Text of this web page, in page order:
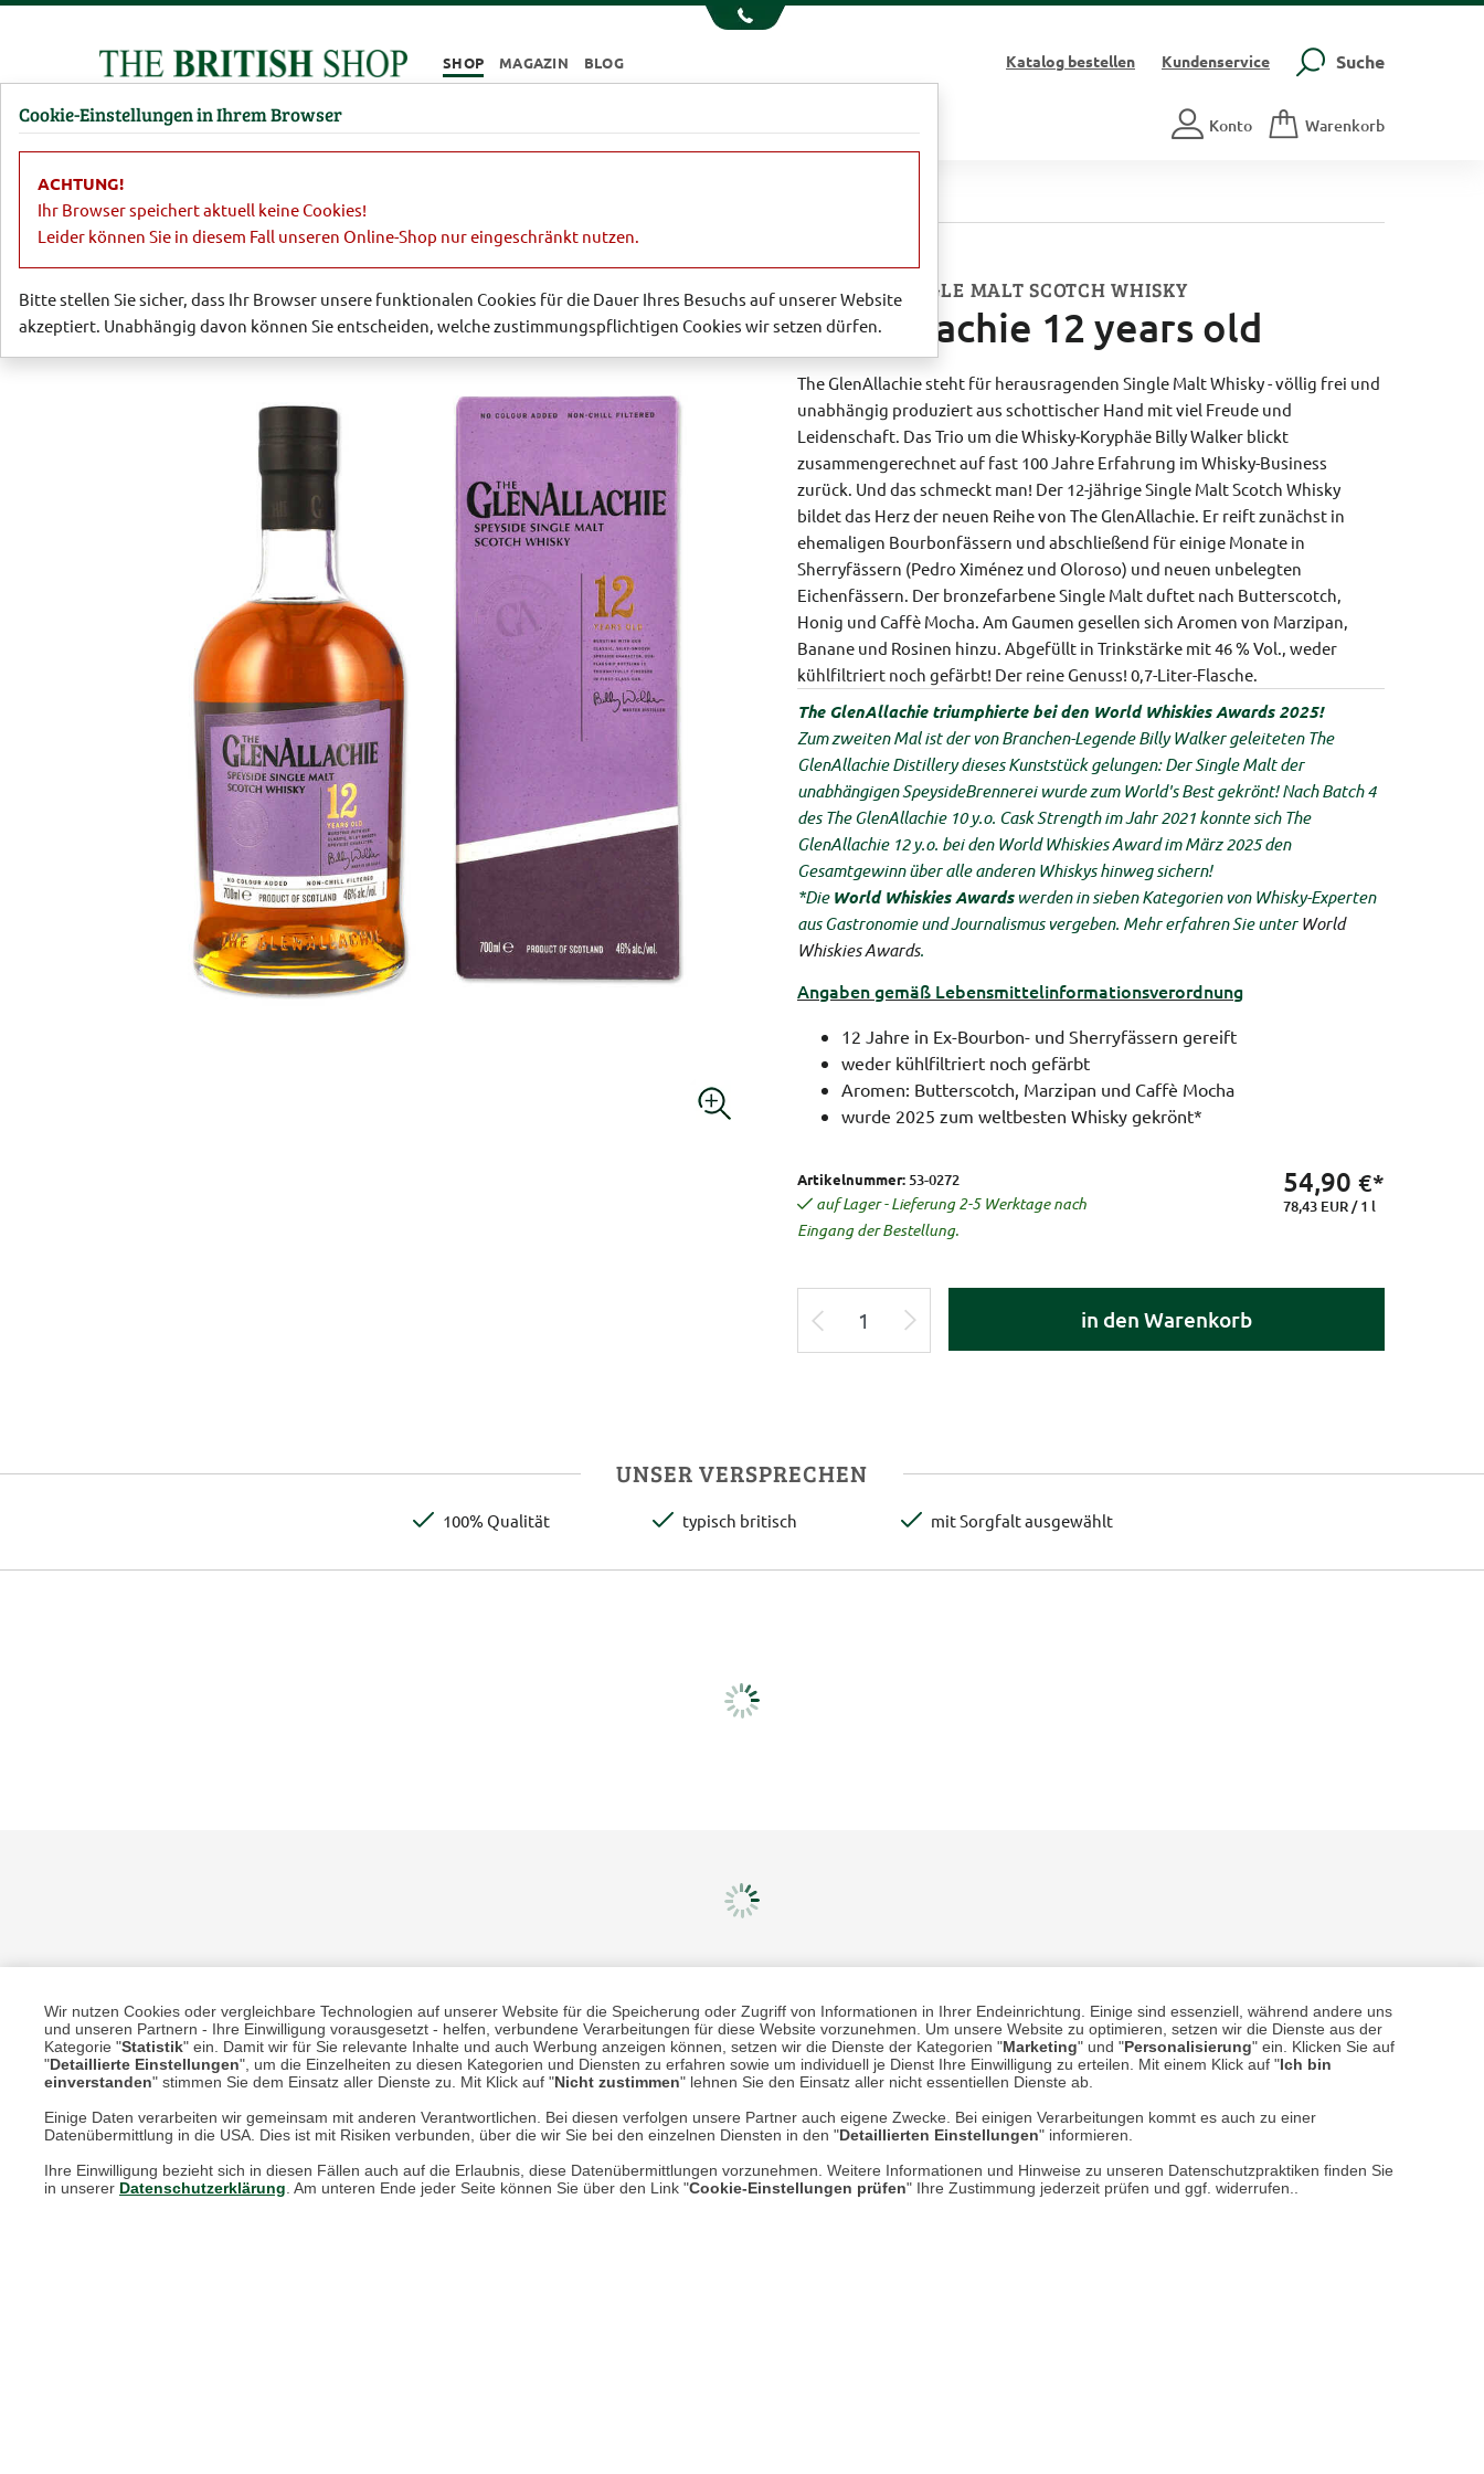
Wir nutzen Cookies oder vergleichbare Technologien auf unserer Website für die Speicherung oder Zugriff von Informationen in Ihrer Endeinrichtung. Einige sind essenziell, während andere uns
und unseren Partnern - Ihre Einwilligung vorausgesetzt - helfen, verbundene Verarbeitungen für diese Website vorzunehmen. Um unsere Website zu optimieren, setzen wir die Dienste aus der
Kategorie "Statistik" ein. Damit wir für Sie relevante Inhalte und auch Werbung anzeigen können, setzen wir die Dienste der Kategorien "Marketing" und "Personalisierung" ein. Klicken Sie auf
"Detaillierte Einstellungen", um die Einzelheiten zu diesen Kategorien und Diensten zu erfahren sowie um individuell je Dienst Ihre Einwilligung zu erteilen. Mit einem Klick auf "Ich bin
einverstanden" stimmen Sie dem Einsatz aller Dienste zu. Mit Klick auf "Nicht zustimmen" lehnen Sie den Einsatz aller nicht essentiellen Dienste ab.
Einige Daten verarbeiten wir gemeinsam mit anderen Verantwortlichen. Bei diesen verfolgen unsere Partner auch eigene Zwecke. Bei einigen Verarbeitungen kommt es auch zu einer
Datenübermittlung in die USA. Dies ist mit Risiken verbunden, über die wir Sie bei den einzelnen Diensten in den "Detaillierten Einstellungen" informieren.
Ihre Einwilligung bezieht sich in diesen Fällen auch auf die Erlaubnis, diese Datenübermittlungen vorzunehmen. Weitere Informationen und Hinweise zu unseren Datenschutzpraktiken finden Sie
in unserer Datenschutzerklärung. Am unteren Ende jeder Seite können Sie über den Link "Cookie-Einstellungen prüfen" Ihre Zustimmung jederzeit prüfen und ggf. widerrufen..
SHOP MAGAZIN BLOG Katalogbestellen Kundenservice Suche
Damen Herren Barbour Parfümerie Konto Warenkorb
SPEYSIDE SINGLE MALT SCOTCH WHISKY
GlenAllachie 12 years old
The GlenAllachie steht für herausragenden Single Malt Whisky - völlig frei und
unabhängig produziert aus schottischer Hand mit viel Freude und
Leidenschaft. Das Trio um die Whisky-Koryphäe Billy Walker blickt
zusammengerechnet auf fast 100 Jahre Erfahrung im Whisky-Business
zurück. Und das schmeckt man! Der 12-jährige Single Malt Scotch Whisky
bildet das Herz der neuen Reihe von The GlenAllachie. Er reift zunächst in
ehemaligen Bourbonfässern und abschließend für einige Monate in
Sherryfässern (Pedro Ximénez und Oloroso) und neuen unbelegten
Eichenfässern. Der bronzefarbene Single Malt duftet nach Butterscotch,
Honig und Caffè Mocha. Am Gaumen gesellen sich Aromen von Marzipan,
Banane und Rosinen hinzu. Abgefüllt in Trinkstärke mit 46 % Vol., weder
kühlfiltriert noch gefärbt! Der reine Genuss! 0,7-Liter-Flasche.
The GlenAllachie triumphierte bei den World Whiskies Awards 2025!
Zum zweiten Mal ist der von Branchen-Legende Billy Walker geleiteten The
GlenAllachie Distillery dieses Kunststück gelungen: Der Single Malt der
unabhängigen SpeysideBrennerei wurde zum World's Best gekrönt! Nach Batch 4
des The GlenAllachie 10 y.o. Cask Strength im Jahr 2021 konnte sich The
GlenAllachie 12 y.o. bei den World Whiskies Award im März 2025 den
Gesamtgewinn über alle anderen Whiskys hinweg sichern!
*Die World Whiskies Awardswerden in sieben Kategorien von Whisky-Experten
aus Gastronomie und Journalismus vergeben. Mehr erfahren Sie unter World
Whiskies Awards.
Angaben gemäß Lebensmittel­informations­verordnung
12 Jahre in Ex-Bourbon- und Sherryfässern gereift
weder kühlfiltriert noch gefärbt
Aromen: Butterscotch, Marzipan und Caffè Mocha
wurde 2025 zum weltbesten Whisky gekrönt*
Artikelnummer:53-0272
auf Lager - Lieferung 2-5 Werktage nach
Eingang der Bestellung.
54,90 €*
78,43 EUR / 1 l
in den Warenkorb
UNSER VERSPRECHEN
100% Qualität typisch britisch mit Sorgfalt ausgewählt
Unsere Services für Sie
Online Magazin
Newsletter-Archiv
Blog "Die feine englische Art"
Mehr erfahren
Über uns
AGB
Impressum
UnsereVersand- und Zahlungsarten
Cookie-Einstellungen in Ihrem Browser
ACHTUNG!
Ihr Browser speichert aktuell keine Cookies!
Leider können Sie in diesem Fall unseren Online-Shop nur eingeschränkt nutzen.
Bitte stellen Sie sicher, dass Ihr Browser unsere funktionalen Cookies für die Dauer Ihres Besuchs auf unserer Website
akzeptiert. Unabhängig davon können Sie entscheiden, welche zustimmungspflichtigen Cookies wir setzen dürfen.